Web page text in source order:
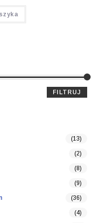
FILTRUJ
(13)
(2)
(8)
(9)
(36)
(4)